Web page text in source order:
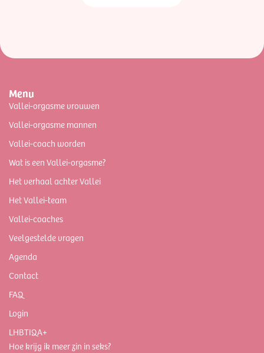
Menu
Vallei-orgasme vrouwen
Vallei-orgasme mannen
Vallei-coach worden
Wat is een Vallei-orgasme?
Het verhaal achter Vallei
Het Vallei-team
Vallei-coaches
Veelgestelde vragen
Agenda
Contact
FAQ
Login
LHBTIQA+
Hoe krijg ik meer zin in seks?